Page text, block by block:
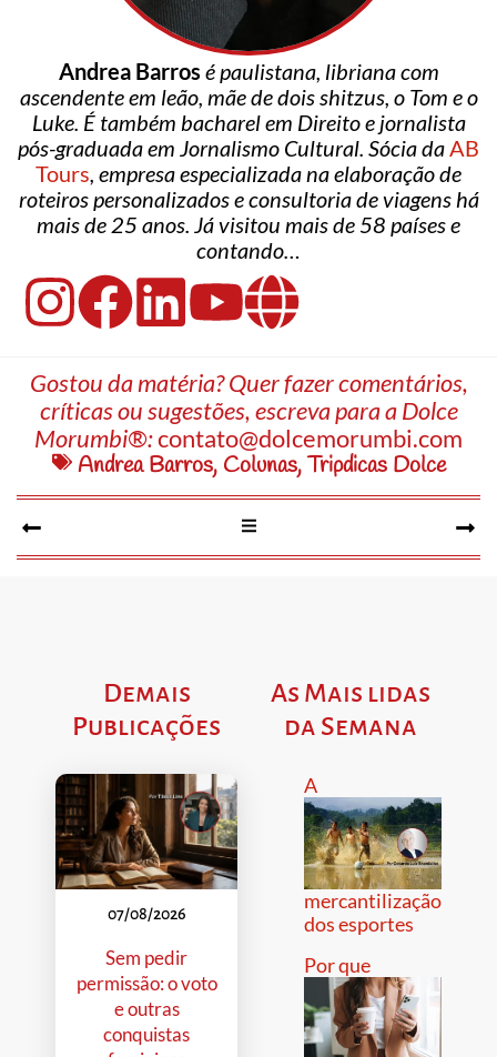
Andrea Barros é paulistana, libriana com
ascendente em leão, mãe de dois shitzus, o Tom e o
Luke. É também bacharel em Direito e jornalista
pós-graduada em Jornalismo Cultural. Sócia daAB
Tours, empresa especializada na elaboração de
roteiros personalizados e consultoria de viagens há
mais de 25 anos. Já visitou mais de 58 países e
contando…
Gostou da matéria? Quer fazer comentários,
críticas ou sugestões, escreva para a Dolce
Morumbi®:contato@dolcemorumbi.com
Andrea Barros, Colunas,Tripdicas Dolce
Demais
Publicações
07/08/2026
Sem pedir
permissão: o voto
e outras
conquistas
As Mais lidas
da Semana
A
mercantilização
dos esportes
Por que